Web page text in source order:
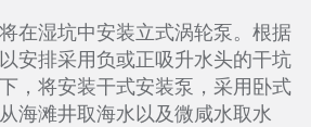
在湿坑中安装立式涡轮泵。根据
安排采用负或正吸升水头的干坑
，将安装干式安装泵，采用卧式
海滩井取海水以及微咸水取水